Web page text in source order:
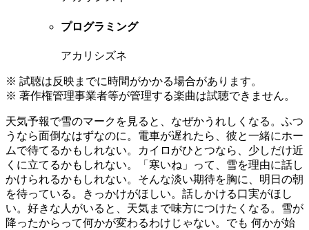
プログラミング
アカリシズネ
※ 試聴は反映までに時間がかかる場合があります。
※ 著作権管理事業者等が管理する楽曲は試聴できません。
天気予報で雪のマークを見ると、なぜかうれしくなる。ふつ
うなら面倒なはずなのに。電車が遅れたら、彼と一緒にホー
ムで待てるかもしれない。カイロがひとつなら、少しだけ近
くに立てるかもしれない。「寒いね」って、雪を理由に話し
かけられるかもしれない。そんな淡い期待を胸に、明日の朝
を待っている。きっかけがほしい。話しかける口実がほし
い。好きな人がいると、天気まで味方につけたくなる。雪が
降ったからって何かが変わるわけじゃない。でも 何かが始